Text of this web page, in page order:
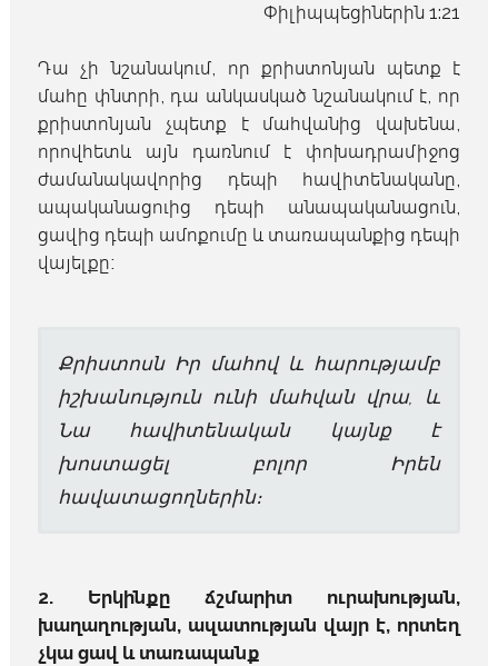
Փիլիպպեցիներին 1:21
Դա չի նշանակում, որ քրիստոնյան պետք է
մահը փնտրի, դա անկասկած նշանակում է, որ
քրիստոնյան չպետք է մահվանից վախենա,
որովհետև այն դառնում է փոխադրամիջոց
ժամանակավորից դեպի հավիտենականը,
ապականացուից դեպի անապականացուն,
ցավից դեպի ամոքումը և տառապանքից դեպի
վայելքը։
Քրիստոսն Իր մահով և հարությամբ
իշխանություն ունի մահվան վրա, և
Նա հավիտենական կայնք է
խոստացել բոլոր Իրեն
հավատացողներին։
2. Երկինքը ճշմարիտ ուրախության,
խաղաղության, ազատության վայր է, որտեղ
չկա ցավ և տառապանք